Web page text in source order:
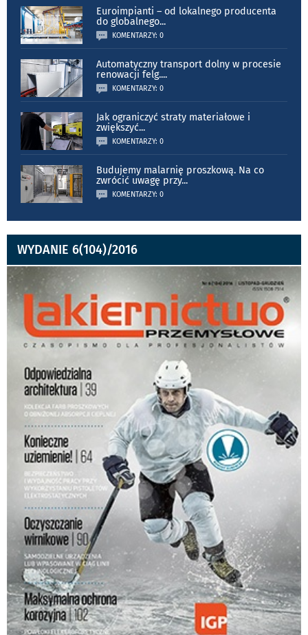
Euroimpianti – od lokalnego producenta
do globalnego...
KOMENTARZY: 0
Automatyczny transport dolny w procesie
renowacji felg....
KOMENTARZY: 0
Jak ograniczyć straty materiałowe i
zwiększyć...
KOMENTARZY: 0
Budujemy malarnię proszkową. Na co
zwrócić uwagę przy...
KOMENTARZY: 0
WYDANIE 6(104)/2016